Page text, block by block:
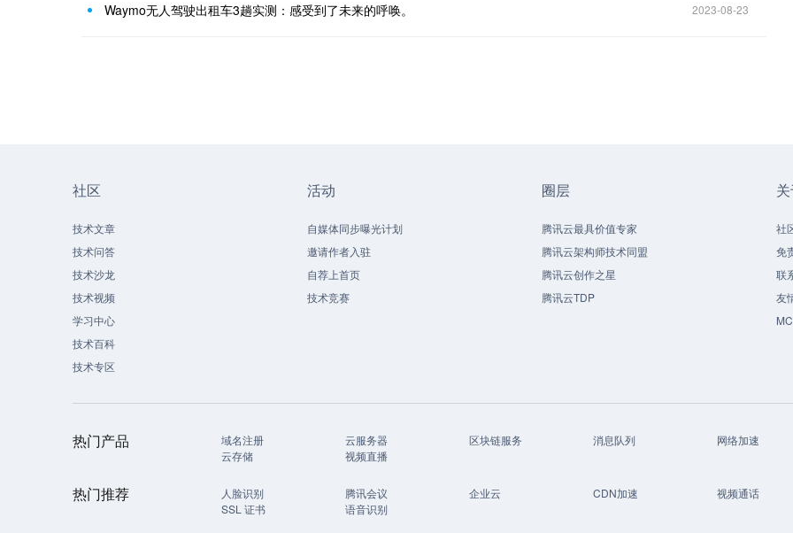
Waymo无人驾驶出租车3趟实测：感受到了未来的呼唤。 2023-08-23
社区
技术文章
技术问答
技术沙龙
技术视频
学习中心
技术百科
技术专区
活动
自媒体同步曝光计划
邀请作者入驻
自荐上首页
技术竞赛
圈层
腾讯云最具价值专家
腾讯云架构师技术同盟
腾讯云创作之星
腾讯云TDP
社
免
联
友
热门产品 域名注册 云服务器 区块链服务 消息队列
网络加速
云存储
视频直播
热门推荐 人脸识别 腾讯会议 企业云 CDN加速
视频通话
SSL 证书
语音识别